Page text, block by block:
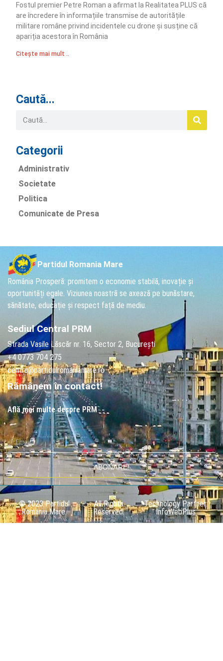
Fostul premier Petre Roman a afirmat la Realitatea PLUS că
are încredere în informațiile transmise de autoritățile
militare române privind incidentele cu drone și susține că
apariția acestora în România
Citește mai mult ..
Caută...
Categorii
Administrativ
Societate
Politica
Comunicate de Presa
Partidul Romania Mare
România Prosperă: promitem o economie stabilă, inovație și
oportunități egale. Viziunea noastră se axează pe bunăstare,
sănătate, educație și respect față de mediu.
Sediul Central PRM
Strada Vasile Lăscăr nr. 16, Sector 2, București
+4 0773 704 275
centru@partidulromaniamare.ro
Rămânem în contact!
Află mai multe despre PRM
ABONARE!
© 2023 Partidul
România Mare.
All Rights
Reserved.
Technology Partner:
InfoWebPlus